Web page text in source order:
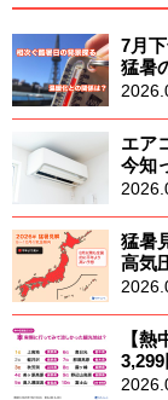
7月
猛暑
エア
今知
猛暑
高気
【